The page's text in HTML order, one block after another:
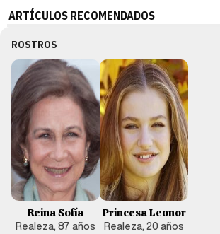
ARTÍCULOS RECOMENDADOS
ROSTROS
Reina Sofía
Realeza, 87 años
Princesa Leonor
Realeza, 20 años